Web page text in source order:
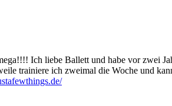
Ich liebe Ballett und habe vor zwei
trainiere ich zweimal die Woche und